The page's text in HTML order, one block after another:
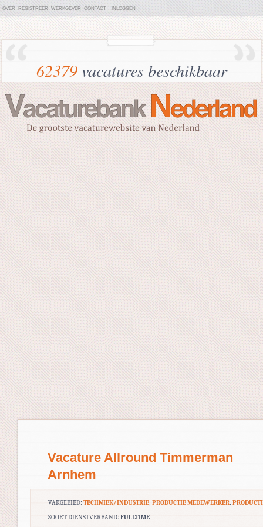
OVER REGISTREER WERKGEVER CONTACT INLOGGEN
62379vacatures beschikbaar
Vacature Allround Timmerman
Arnhem
VAKGEBIED: TECHNIEK/INDUSTRIE, PRODUCTIE MEDEWERKER,
SOORT DIENSTVERBAND: FULLTIME